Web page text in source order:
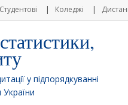
Студентові Коледжі
у підпорядкуванні